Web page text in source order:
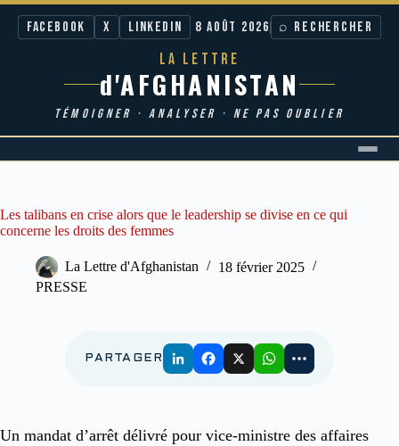
Facebook X LinkedIn 8 AOÛT 2026 ⌕ RECHERCHER
LA LETTRE
d'AFGHANISTAN
TÉMOIGNER · ANALYSER · NE PAS OUBLIER
Les talibans en crise alors que le leadership se divise en ce qui
concerne les droits des femmes
La Lettre d'Afghanistan
18 février 2025
PRESSE
PARTAGER
Un mandat d’arrêt délivré pour vice-ministre des affaires